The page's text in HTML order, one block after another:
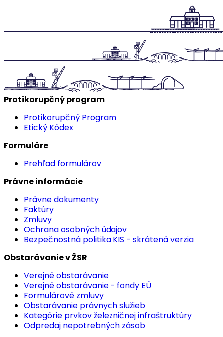
Protikorupčný program
Protikorupčný Program
Etický Kódex
Formuláre
Prehľad formulárov
Právne informácie
Právne dokumenty
Faktúry
Zmluvy
Ochrana osobných údajov
Bezpečnostná politika KIS - skrátená verzia
Obstarávanie v ŽSR
Verejné obstarávanie
Verejné obstarávanie - fondy EÚ
Formulárové zmluvy
Obstarávanie právnych služieb
Kategórie prvkov železničnej infraštruktúry
Odpredaj nepotrebných zásob